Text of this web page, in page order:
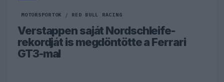
MOTORSPORTOK / RED BULL RACING
Verstappen saját Nordschleife-
rekordját is megdöntötte a Ferrari
GT3-mal